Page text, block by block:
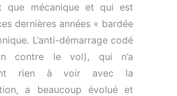
que mécanique et qui est
dernières années « bardée
L’anti-démarrage codé
contre le vol), qui n’a
rien à voir avec la
a beaucoup évolué et